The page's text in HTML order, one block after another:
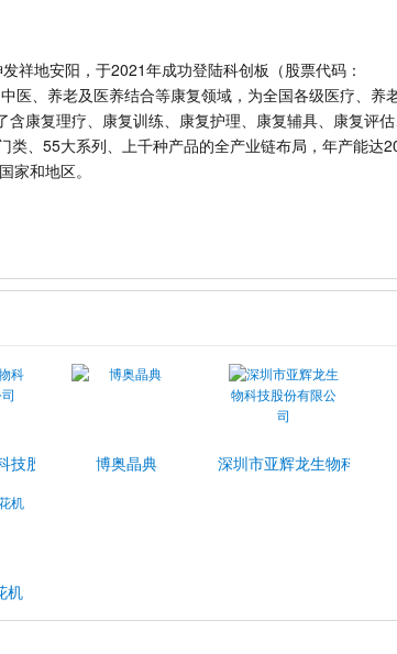
祥地安阳，于2021年成功登陆科创板（股票代码：
、养老及医养结合等康复领域，为全国各级医疗、养老
康复理疗、康复训练、康复护理、康复辅具、康复评估
、55大系列、上千种产品的全产业链布局，年产能达
家和地区。
技股份有限公司博奥晶典 深圳市亚辉龙生物科技股
机